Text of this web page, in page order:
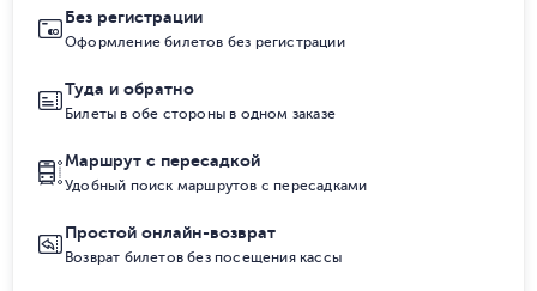
Без регистрации
Оформление билетов без регистрации
Туда и обратно
Билеты в обе стороны в одном заказе
Маршрут с пересадкой
Удобный поиск маршрутов с пересадками
Простой онлайн-возврат
Возврат билетов без посещения кассы